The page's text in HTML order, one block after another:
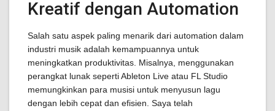
Kreatif dengan Automation
Salah satu aspek paling menarik dari automation dalam
industri musik adalah kemampuannya untuk
meningkatkan produktivitas. Misalnya, menggunakan
perangkat lunak seperti Ableton Live atau FL Studio
memungkinkan para musisi untuk menyusun lagu
dengan lebih cepat dan efisien. Saya telah